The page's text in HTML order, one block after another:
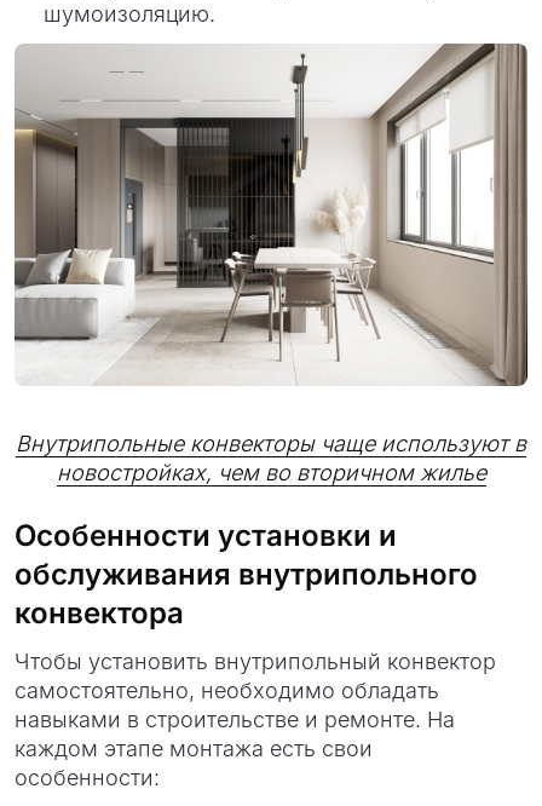
шумоизоляцию.
Внутрипольные конвекторы чаще используют в
новостройках, чем во вторичном жилье
Особенности установки и
обслуживания внутрипольного
конвектора
Чтобы установить внутрипольный конвектор
самостоятельно, необходимо обладать
навыками в строительстве и ремонте. На
каждом этапе монтажа есть свои
особенности: